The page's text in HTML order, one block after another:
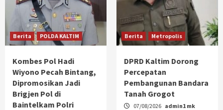
Berita POLDA KALTIM
Kombes Pol Hadi
Wiyono Pecah Bintang,
Dipromosikan Jadi
Brigjen Pol di
Baintelkam Polri
Berita Metropolis
DPRD Kaltim Dorong
Percepatan
Pembangunan Bandara
Tanah Grogot
07/08/2026 admin1 mk